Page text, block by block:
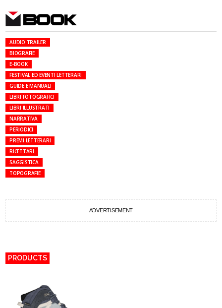
BOOK
AUDIO TRAILER
BIOGRAFIE
E-BOOK
FESTIVAL ED EVENTI LETTERARI
GUIDE E MANUALI
LIBRI FOTOGRAFICI
LIBRI ILLUSTRATI
NARRATIVA
PERIODICI
PREMI LETTERARI
RICETTARI
SAGGISTICA
TOPOGRAFIE
ADVERTISEMENT
PRODUCTS